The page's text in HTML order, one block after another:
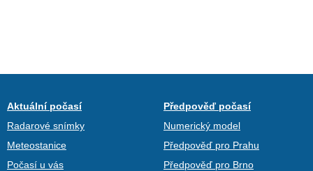
Aktuální počasí
Radarové snímky
Meteostanice
Počasí u vás
Předpověď počasí
Numerický model
Předpověď pro Prahu
Předpověď pro Brno